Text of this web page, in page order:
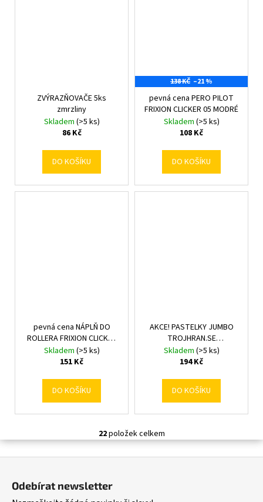
ZVÝRAZŇOVAČE 5ks
zmrzliny
Skladem (>5 ks)
86 Kč
DO KOŠÍKU
138 KČ –21 %
pevná cena PERO PILOT
FRIXION CLICKER 05 MODRÉ
Skladem (>5 ks)
108 Kč
DO KOŠÍKU
pevná cena NÁPLŇ DO
ROLLERA FRIXION CLICKER
0,5/3ks
Skladem (>5 ks)
151 Kč
DO KOŠÍKU
AKCE! PASTELKY JUMBO
TROJHRAN.SE
STROUHADLEM/12ks
Skladem (>5 ks)
194 Kč
DO KOŠÍKU
O
22položek celkem
Odebírat newsletter